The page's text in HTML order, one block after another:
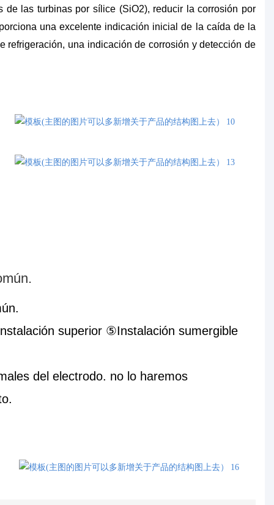
las turbinas por sílice (SiO2), reducir la corrosión por
una excelente indicación inicial de la caída de la
una indicación de corrosión y detección de
superior ⑤Instalación sumergible
del electrodo. no lo haremos